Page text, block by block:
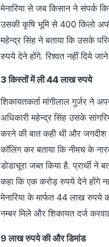
मेनारिया से जब किसान ने संपर्क
उसकी कृषि भूमि से 400 किलो
महेन्द्र सिंह ने बताया कि उसके
रुपये देने होंगे. रिश्वत नहीं दिये
3 किस्तों में ली 44 लाख रुपये
शिकायतकर्ता मांगीलाल गुर्जर ने
अधिकारी महेन्द्र सिंह उसके
करने की बात कही थी और जगदीश
कॉलिंग कर बताया कि नीमच के
डोडाचूरा जब्त किया है. प्रार्थी
कहा कि एक करोड़ रुपये देने होंगे
मेनारिया के मार्फत 44 लाख रुपये
नम्बर मिले और शिकायत दर्ज
9 लाख रुपये की और डिमांड